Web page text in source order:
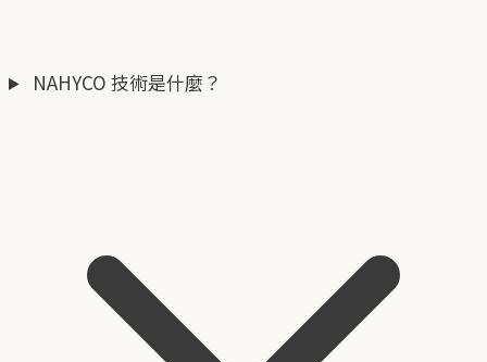
NAHYCO 技術是什麼？